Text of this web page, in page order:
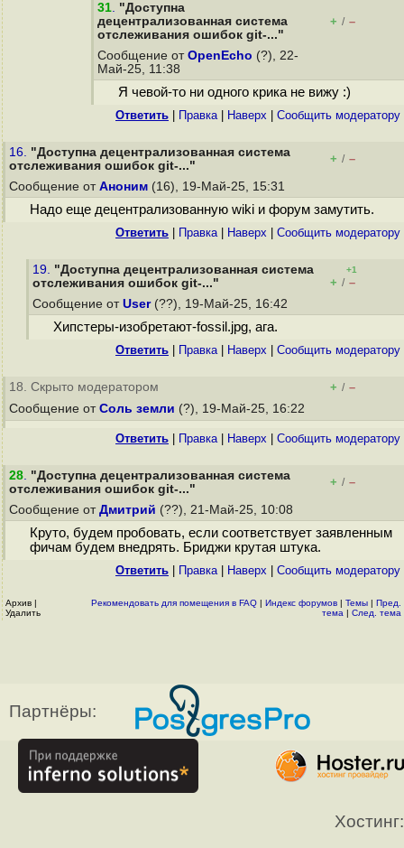
31. "Доступна
децентрализованная система
отслеживания ошибок git-..."
+ / –
Сообщение от OpenEcho (?), 22-
Май-25, 11:38
Я чевой-то ни одного крика не вижу :)
Ответить Правка| Наверх Cообщить модератору
16. "Доступна децентрализованная система
отслеживания ошибок git-..."
+ / –
Сообщение от Аноним (16), 19-Май-25, 15:31
Надо еще децентрализованную wiki и форум замутить.
Ответить Правка| Наверх Cообщить модератору
19. "Доступна децентрализованная система
отслеживания ошибок git-..."
+1
+ / –
Сообщение от User(??), 19-Май-25, 16:42
Хипстеры-изобретают-fossil.jpg, ага.
Ответить Правка| Наверх Cообщить модератору
18. Скрыто модератором + / –
Сообщение от Соль земли (?), 19-Май-25, 16:22
Ответить Правка| Наверх Cообщить модератору
28. "Доступна децентрализованная система
отслеживания ошибок git-..."
+ / –
Сообщение от Дмитрий (??), 21-Май-25, 10:08
Круто, будем пробовать, если соответствует заявленным
фичам будем внедрять. Бриджи крутая штука.
Ответить Правка| Наверх Cообщить модератору
Архив |
Удалить
Рекомендовать для помещения в FAQ | Индекс форумов | Темы | Пред.
тема | След. тема
Партнёры:
Хостинг: